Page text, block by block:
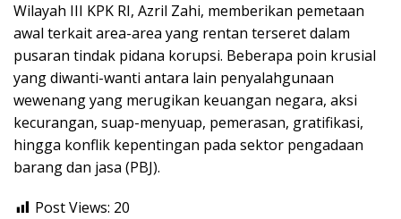
Wilayah III KPK RI, Azril Zahi, memberikan pemetaan
awal terkait area-area yang rentan terseret dalam
pusaran tindak pidana korupsi. Beberapa poin krusial
yang diwanti-wanti antara lain penyalahgunaan
wewenang yang merugikan keuangan negara, aksi
kecurangan, suap-menyuap, pemerasan, gratifikasi,
hingga konflik kepentingan pada sektor pengadaan
barang dan jasa (PBJ).
Post Views: 20